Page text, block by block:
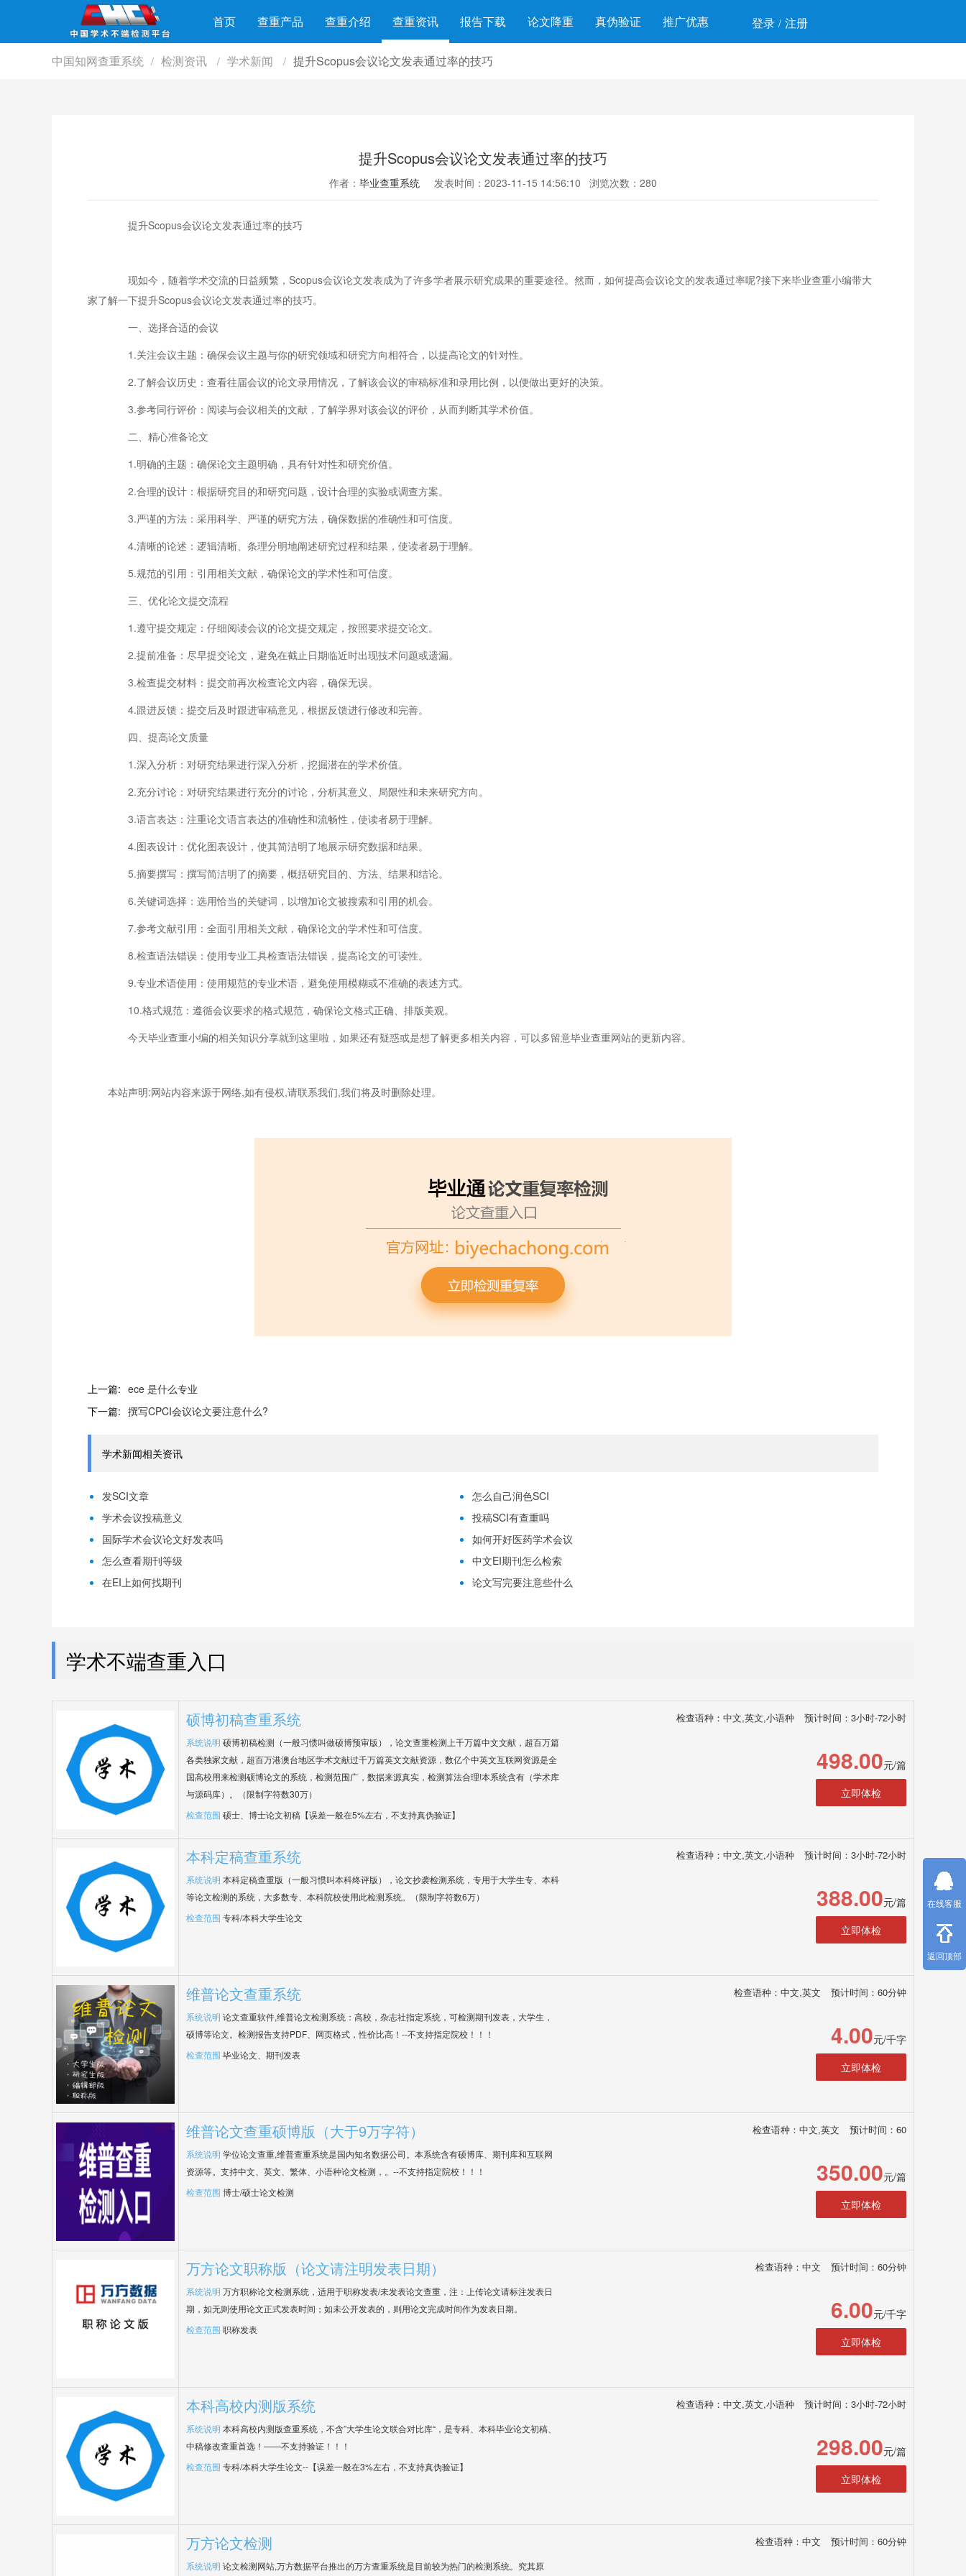
首页 查重产品 查重介绍 查重资讯 报告下载 论文降重 真伪验证 推广优惠 登录 / 注册
中国知网查重系统 / 检测资讯 / 学术新闻 / 提升Scopus会议论文发表通过率的技巧
提升Scopus会议论文发表通过率的技巧
作者： 毕业查重系统 发表时间：2023-11-15 14:56:10 浏览次数：280
提升Scopus会议论文发表通过率的技巧
现如今，随着学术交流的日益频繁，Scopus会议论文发表成为了许多学者展示研究成果的重要途径。然而，如何提高会议论文的发表通过率呢?接下来毕业查重小编带大
家了解一下提升Scopus会议论文发表通过率的技巧。
一、选择合适的会议
1.关注会议主题：确保会议主题与你的研究领域和研究方向相符合，以提高论文的针对性。
2.了解会议历史：查看往届会议的论文录用情况，了解该会议的审稿标准和录用比例，以便做出更好的决策。
3.参考同行评价：阅读与会议相关的文献，了解学界对该会议的评价，从而判断其学术价值。
二、精心准备论文
1.明确的主题：确保论文主题明确，具有针对性和研究价值。
2.合理的设计：根据研究目的和研究问题，设计合理的实验或调查方案。
3.严谨的方法：采用科学、严谨的研究方法，确保数据的准确性和可信度。
4.清晰的论述：逻辑清晰、条理分明地阐述研究过程和结果，使读者易于理解。
5.规范的引用：引用相关文献，确保论文的学术性和可信度。
三、优化论文提交流程
1.遵守提交规定：仔细阅读会议的论文提交规定，按照要求提交论文。
2.提前准备：尽早提交论文，避免在截止日期临近时出现技术问题或遗漏。
3.检查提交材料：提交前再次检查论文内容，确保无误。
4.跟进反馈：提交后及时跟进审稿意见，根据反馈进行修改和完善。
四、提高论文质量
1.深入分析：对研究结果进行深入分析，挖掘潜在的学术价值。
2.充分讨论：对研究结果进行充分的讨论，分析其意义、局限性和未来研究方向。
3.语言表达：注重论文语言表达的准确性和流畅性，使读者易于理解。
4.图表设计：优化图表设计，使其简洁明了地展示研究数据和结果。
5.摘要撰写：撰写简洁明了的摘要，概括研究目的、方法、结果和结论。
6.关键词选择：选用恰当的关键词，以增加论文被搜索和引用的机会。
7.参考文献引用：全面引用相关文献，确保论文的学术性和可信度。
8.检查语法错误：使用专业工具检查语法错误，提高论文的可读性。
9.专业术语使用：使用规范的专业术语，避免使用模糊或不准确的表述方式。
10.格式规范：遵循会议要求的格式规范，确保论文格式正确、排版美观。
今天毕业查重小编的相关知识分享就到这里啦，如果还有疑惑或是想了解更多相关内容，可以多留意毕业查重网站的更新内容。
本站声明:网站内容来源于网络,如有侵权,请联系我们,我们将及时删除处理。
上一篇: ece 是什么专业
下一篇: 撰写CPCI会议论文要注意什么?
学术新闻相关资讯
发SCI文章
怎么自己润色SCI
学术会议投稿意义
投稿SCI有查重吗
国际学术会议论文好发表吗
如何开好医药学术会议
怎么查看期刊等级
中文EI期刊怎么检索
在EI上如何找期刊
论文写完要注意些什么
学术不端查重入口
硕博初稿查重系统 检查语种：中文,英文,小语种 预计时间：3小时-72小时
系统说明 硕博初稿检测（一般习惯叫做硕博预审版），论文查重检测上千万篇中文文献，超百万篇
各类独家文献，超百万港澳台地区学术文献过千万篇英文文献资源，数亿个中英文互联网资源是全
国高校用来检测硕博论文的系统，检测范围广，数据来源真实，检测算法合理!本系统含有（学术库
与源码库）。（限制字符数30万）
检查范围 硕士、博士论文初稿【误差一般在5%左右，不支持真伪验证】
498.00元/篇
立即体检
本科定稿查重系统 检查语种：中文,英文,小语种 预计时间：3小时-72小时
系统说明 本科定稿查重版（一般习惯叫本科终评版），论文抄袭检测系统，专用于大学生专、本科
等论文检测的系统，大多数专、本科院校使用此检测系统。（限制字符数6万）
检查范围 专科/本科大学生论文
388.00元/篇
立即体检
维普论文查重系统 检查语种：中文,英文 预计时间：60分钟
系统说明 论文查重软件,维普论文检测系统：高校，杂志社指定系统，可检测期刊发表，大学生，
硕博等论文。检测报告支持PDF、网页格式，性价比高！--不支持指定院校！！！
检查范围 毕业论文、期刊发表
4.00元/千字
立即体检
维普论文查重硕博版（大于9万字符） 检查语种：中文,英文 预计时间：60
系统说明 学位论文查重,维普查重系统是国内知名数据公司。本系统含有硕博库、期刊库和互联网
资源等。支持中文、英文、繁体、小语种论文检测，。--不支持指定院校！！！
检查范围 博士/硕士论文检测
350.00元/篇
立即体检
万方论文职称版（论文请注明发表日期） 检查语种：中文 预计时间：60分钟
系统说明 万方职称论文检测系统，适用于职称发表/未发表论文查重，注：上传论文请标注发表日
期，如无则使用论文正式发表时间；如未公开发表的，则用论文完成时间作为发表日期。
检查范围 职称发表
6.00元/千字
立即体检
本科高校内测版系统 检查语种：中文,英文,小语种 预计时间：3小时-72小时
系统说明 本科高校内测版查重系统，不含”大学生论文联合对比库“，是专科、本科毕业论文初稿、
中稿修改查重首选！——不支持验证！！！
检查范围 专科/本科大学生论文--【误差一般在3%左右，不支持真伪验证】
298.00元/篇
立即体检
万方论文检测 检查语种：中文 预计时间：60分钟
系统说明 论文检测网站,万方数据平台推出的万方查重系统是目前较为热门的检测系统。究其原
在线客服
返回顶部